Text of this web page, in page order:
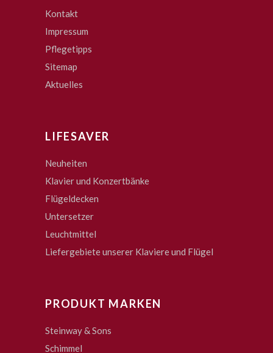
Kontakt
Impressum
Pflegetipps
Sitemap
Aktuelles
LIFESAVER
Neuheiten
Klavier und Konzertbänke
Flügeldecken
Untersetzer
Leuchtmittel
Liefergebiete unserer Klaviere und Flügel
PRODUKT MARKEN
Steinway & Sons
Schimmel